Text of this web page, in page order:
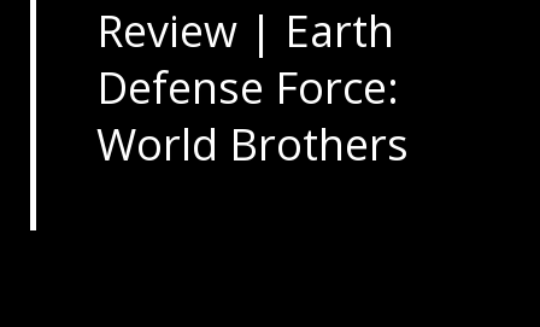
Review | Earth
Defense Force:
World Brothers